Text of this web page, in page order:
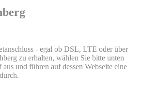
- egal ob DSL, LTE oder über
zu erhalten, wählen Sie bitte unten
und führen auf dessen Webseite eine